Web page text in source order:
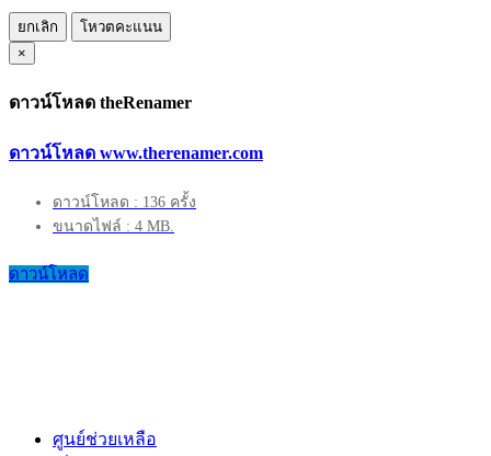
ยกเลิก
โหวตคะแนน
×
ดาวน์โหลด theRenamer
ดาวน์โหลด www.therenamer.com
ดาวน์โหลด : 136 ครั้ง
ขนาดไฟล์ : 4 MB.
ดาวน์โหลด
ศูนย์ช่วยเหลือ